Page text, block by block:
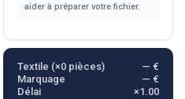
aider à préparer votre fichier.
Textile (×0pièces)
— €
Marquage
— €
Délai
×1.00